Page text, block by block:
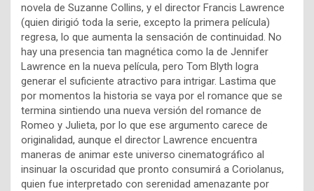
novela de Suzanne Collins, y el director Francis Lawrence
(quien dirigió toda la serie, excepto la primera película)
regresa, lo que aumenta la sensación de continuidad. No
hay una presencia tan magnética como la de Jennifer
Lawrence en la nueva película, pero Tom Blyth logra
generar el suficiente atractivo para intrigar. Lastima que
por momentos la historia se vaya por el romance que se
termina sintiendo una nueva versión del romance de
Romeo y Julieta, por lo que ese argumento carece de
originalidad, aunque el director Lawrence encuentra
maneras de animar este universo cinematográfico al
insinuar la oscuridad que pronto consumirá a Coriolanus,
quien fue interpretado con serenidad amenazante por